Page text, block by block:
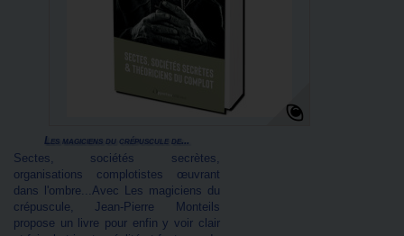
Les magiciens du crépuscule de...
Sectes, sociétés secrètes,
organisations complotistes œuvrant
dans l'ombre...Avec Les magiciens du
crépuscule, Jean-Pierre Monteils
propose un livre pour enfin y voir clair